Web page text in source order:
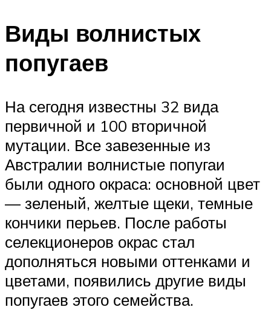
Виды волнистых
попугаев
На сегодня известны 32 вида
первичной и 100 вторичной
мутации. Все завезенные из
Австралии волнистые попугаи
были одного окраса: основной цвет
— зеленый, желтые щеки, темные
кончики перьев. После работы
селекционеров окрас стал
дополняться новыми оттенками и
цветами, появились другие виды
попугаев этого семейства.